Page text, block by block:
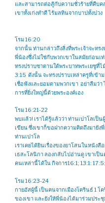
และสามารถต่อสู้กับความชั่วร้ายที่คืบ
เขาทั้งเก่งทำดี ไร้มลทินจากบาปทั้งปวง
โรม 16:20
จากนั้น ท่านกล่าวถึงสิ่งที่พระเจ้าจะทรง
พี่น้องซึ่งไม่ใช่กับพวกเขาในสมัยก่อนเ
ทรงปราบซาตานใต้พระบาทพระเยซูที่
3:15 ดังนั้น จะทรงปราบเหล่าครูที่เข้
เชื่อฟังและยอมตามพวกเขา อย่าลืมว่า
การที่ยิ่งใหญ่นี้ด้วยพระองค์เอง
โรม 16:21-22
พบแล้ว! เราได้รู้แล้วว่า ท่านเปาโลเป็
เขียน ซึ่งเขาก็ขอฝากความคิดถึงมายั
ท่านเปาโล
เราเคยได้ยินเรื่องของยาโสนในหนัง
เธสะโลนิกา ลองกลับไปอ่านดู เขาเป็
คนเหล่านี้ได้ใน กิจการ16:1; 13:1:
โรม 16:23-24
กายอัสผู้นี้ เป็นคนจากเมืองโครินธ์ 1
ของเขา และยังให้พี่น้องได้มาร่วมปร